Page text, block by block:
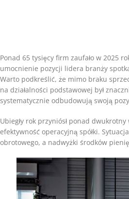
Ponad 65 tysięcy firm zaufało w 2025
umocnienie pozycji lidera branży
Warto podkreślić, że mimo braku
na działalności podstawowej był
systematycznie odbudowują swoją
Ubiegły rok przyniósł ponad
efektywność operacyjną spółki.
obrotowego, a nadwyżki środków